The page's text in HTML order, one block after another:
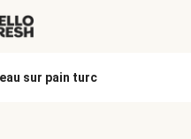
sur pain turc